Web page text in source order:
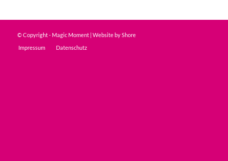
© Copyright - Magic Moment | Website byShore
Impressum
Datenschutz